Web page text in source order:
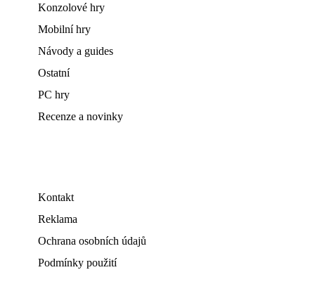
Konzolové hry
Mobilní hry
Návody a guides
Ostatní
PC hry
Recenze a novinky
Kontakt
Reklama
Ochrana osobních údajů
Podmínky použití